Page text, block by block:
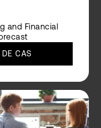
and Financial
DE CAS